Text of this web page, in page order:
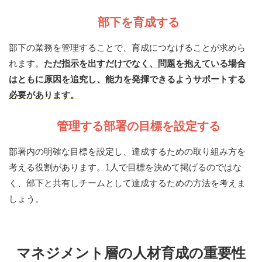
部下を育成する
部下の業務を管理することで、育成につなげることが求めら
れます。 ただ指示を出すだけでなく、問題を抱えている場合
はともに原因を追究し、能力を発揮できるようサポートする
必要があります。
管理する部署の目標を設定する
部署内の明確な目標を設定し、達成するための取り組み方を
考える役割があります。1人で目標を決めて掲げるのではな
く、部下と共有しチームとして達成するための方法を考えま
しょう。
マネジメント層の人材育成の重要性